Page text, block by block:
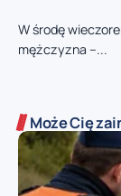
W środę
mężczyzna –...
Może Cię